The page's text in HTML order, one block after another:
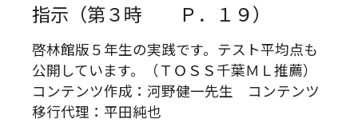
指示（第３時 Ｐ．１９）
啓林館版５年生の実践です。テスト平均点も
公開しています。（ＴＯＳＳ千葉ＭＬ推薦）
コンテンツ作成：河野健一先生 コンテンツ
移行代理：平田純也